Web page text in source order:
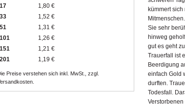
17
1,80 €
33
1,52 €
51
1,31 €
101
1,26 €
151
1,21 €
201
1,19 €
Preise verstehen sich inkl. MwSt., zzgl.
kümmert
Sie sehr
hinweg
gut es geht
Trauerfall ist
Beerdigung
einfach Gold
durften.
Todesfall.